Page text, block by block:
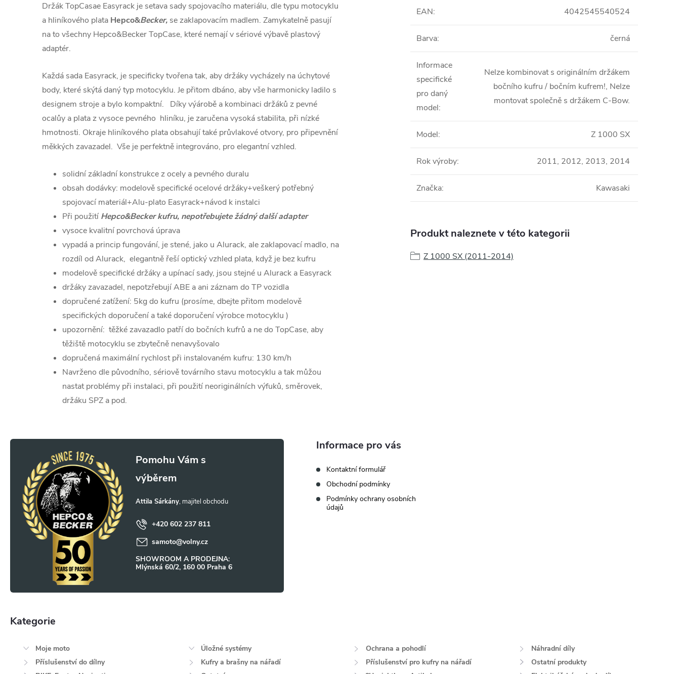
Držák TopCasae Easyrack je setava sady spojovacího materiálu, dle typu motocyklu
a hliníkového plata Hepco&Becker, se zaklapovacím madlem. Zamykatelně pasují
na to všechny Hepco&Becker TopCase, které nemají v sériové výbavě plastový
adaptér.
Každá sada Easyrack, je specificky tvořena tak, aby držáky vycházely na úchytové
body, které skýtá daný typ motocyklu. Je přitom dbáno, aby vše harmonicky ladilo s
designem stroje a bylo kompaktní. Díky výárobě a kombinaci držáků z pevné
ocalůy a plata z vysoce pevného hliníku, je zaručena vysoká stabilita, při nízké
hmotnosti. Okraje hliníkového plata obsahují také průvlakové otvory, pro připevnění
měkkých zavazadel. Vše je perfektně integrováno, pro elegantní vzhled.
solidní základní konstrukce z ocely a pevného duralu
obsah dodávky: modelově specifické ocelové držáky+veškerý potřebný
spojovací materiál+Alu-plato Easyrack+návod k instalci
Při použití Hepco&Becker kufru, nepotřebujete žádný další adapter
vysoce kvalitní povrchová úprava
vypadá a princip fungování, je stené, jako u Alurack, ale zaklapovací madlo, na
rozdíl od Alurack, elegantně řeší optický vzhled plata, když je bez kufru
modelově specifické držáky a upínací sady, jsou stejné u Alurack a Easyrack
držáky zavazadel, nepotzřebují ABE a ani záznam do TP vozidla
dopručené zatížení: 5kg do kufru (prosíme, dbejte přitom modelově
specifických doporučení a také doporučení výrobce motocyklu )
upozornění: těžké zavazadlo patří do bočních kufrů a ne do TopCase, aby
těžiště motocyklu se zbytečně nenavyšovalo
dopručená maximální rychlost při instalovaném kufru: 130 km/h
Navrženo dle původního, sériově továrního stavu motocyklu a tak můžou
nastat problémy při instalaci, při použití neoriginálních výfuků, směrovek,
držáku SPZ a pod.
EAN: 4042545540524
Barva: černá
Informace
specifické
pro daný
model:
Nelze kombinovat s originálním držákem
bočního kufru / bočním kufrem!, Nelze
montovat společně s držákem C-Bow.
Model: Z 1000 SX
Rok výroby: 2011, 2012, 2013, 2014
Značka: Kawasaki
Produkt naleznete v této kategorii
Z 1000 SX (2011-2014)
Z
Attila Sárkány
+420 602 237 811
samoto@volny.cz
SHOWROOM A PRODEJNA:
Mlýnská 60/2, 160 00 Praha 6
Informace pro vás
Kontaktní formulář
Obchodní podmínky
Podmínky ochrany osobních
údajů
Přeskočit
Kategorie
Moje moto Úložné systémy Ochrana a pohodlí
Náhradní díly
Příslušenství do dílny
Kufry a brašny na nářadí Příslušenství pro kufry na nářadí
Ostatní produkty